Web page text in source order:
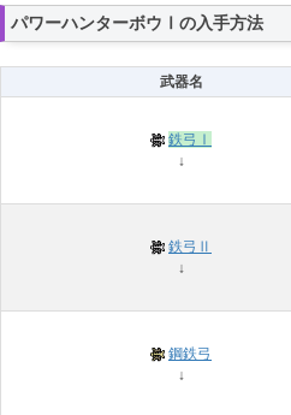
パワーハンターボウⅠの入手方法
武器名
鉄弓Ⅰ
↓
鉄弓Ⅱ
↓
鋼鉄弓
↓